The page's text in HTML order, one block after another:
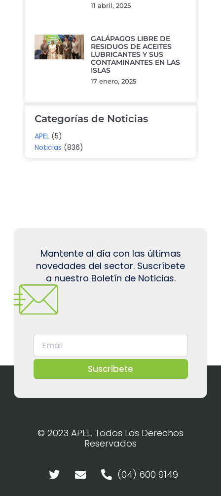
11 abril, 2025
GALÁPAGOS LIBRE DE
RESIDUOS DE ACEITES
LUBRICANTES Y SUS
CONTAMINANTES EN LAS
ISLAS
17 enero, 2025
Categorías de Noticias
APEL (5)
Noticias (836)
Mantente al día con las últimas
novedades del sector. Suscríbete
a nuestro Boletín de Noticias.
Suscríbete
© 2023 APEL. Todos Los Derechos
Reservados
(04) 600 9149